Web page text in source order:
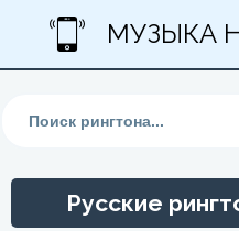
МУЗЫКА
Русские